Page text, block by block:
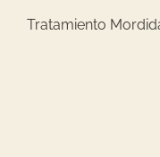
Tratamiento